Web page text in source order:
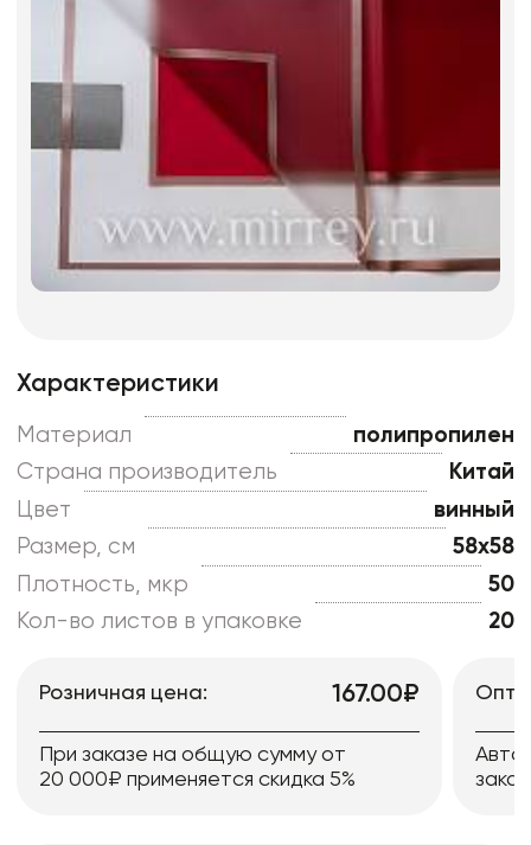
Характеристики
Материал
полипропилен
Страна производитель
Китай
Цвет
винный
Размер, см
58x58
Плотность, мкр
50
Кол-во листов в упаковке
20
Розничная цена: 167.00₽
При заказе на общую сумму от
20 000₽ применяется скидка 5%